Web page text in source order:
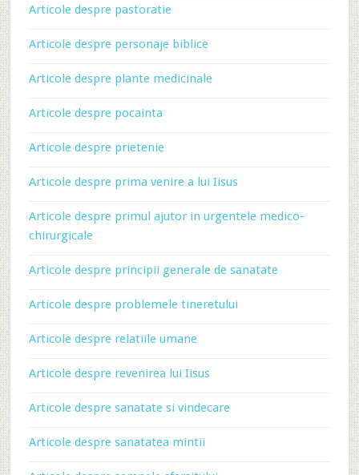
Articole despre pastoratie
Articole despre personaje biblice
Articole despre plante medicinale
Articole despre pocainta
Articole despre prietenie
Articole despre prima venire a lui Iisus
Articole despre primul ajutor in urgentele medico-
chirurgicale
Articole despre principii generale de sanatate
Articole despre problemele tineretului
Articole despre relatiile umane
Articole despre revenirea lui Iisus
Articole despre sanatate si vindecare
Articole despre sanatatea mintii